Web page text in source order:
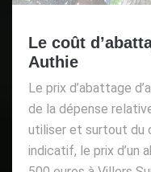
Le coût
Authie
Le prix d’abattage
de la dépense
utiliser et surtout du
indicatif, le prix d’un